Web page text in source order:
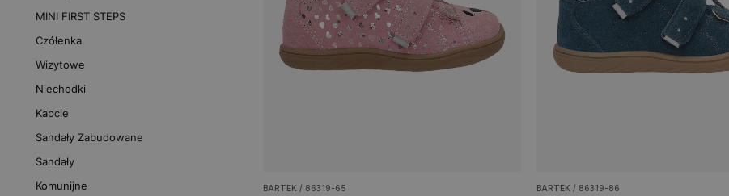
MINI FIRST STEPS
Czółenka
Wizytowe
Niechodki
Kapcie
Sandały Zabudowane
Sandały
Komunijne
BARTEK / 86319-65 BARTEK / 86319-86